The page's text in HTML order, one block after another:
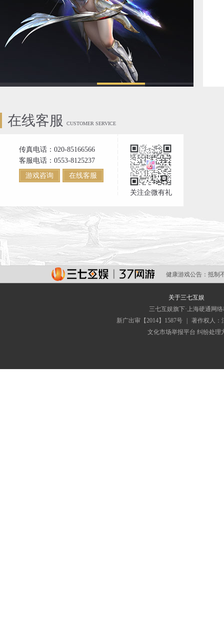
在线客服 CUSTOMER SERVICE
传真电话：020-85166566
客服电话：0553-8125237
游戏咨询
在线客服
关注企微有礼
健康游戏公告： 抵制
关于三七互娱
三七互娱旗下·上海硬通网
新广出审【2014】1587号
著作权人：
文化市场举报平台 纠纷处理